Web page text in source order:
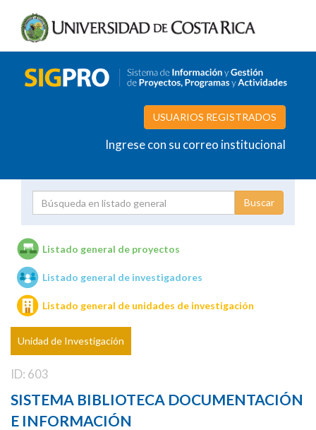
USUARIOS REGISTRADOS
Ingrese con su correo institucional
Unidades de investigación
Listado general de proyectos
Listado general de investigadores
Listado general de unidades de investigación
Unidad de Investigación
ID: 603
SISTEMA BIBLIOTECA DOCUMENTACIÓN
E INFORMACIÓN